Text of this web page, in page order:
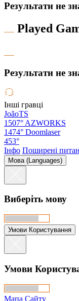
Результати не
Played
Результати не
Інші гравці
JoãoTS
1507° AZWORKS
1474° Doomlaser
453°
Інфо Поширені
Мова (Languages)
Виберіть мову
Умови Користування
Умови
Мапа Сайту